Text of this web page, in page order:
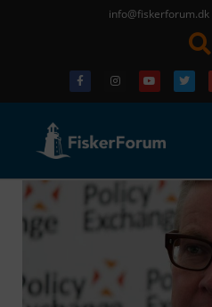
info@fiskerforum.dk